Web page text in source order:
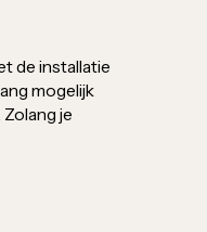
de installatie
mogelijk
je